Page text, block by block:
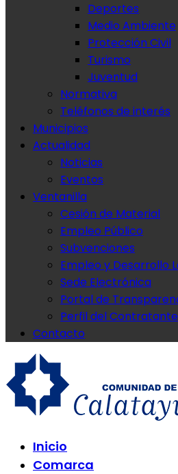
Deportes
Medio Ambiente
Protección Civil
Turismo
Juventud
Normativa
Teléfonos de interés
Municipios
Actualidad
Noticias
Eventos
Ventanilla
Cesión de Material
Empleo Público
Subvenciones
Empleo y Desarrollo
Sede Electrónica
Portal de
Perfil del Contratante
Contacto
Comunidad de Calatayud
Comunidad de Calatayud
Inicio
Comarca